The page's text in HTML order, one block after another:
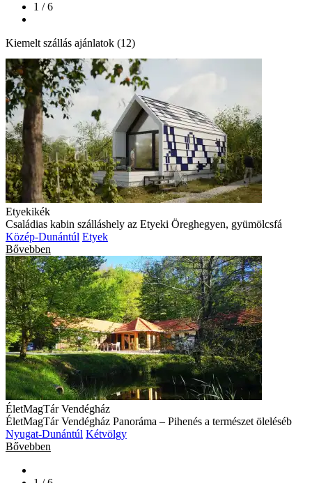
1 / 6
Kiemelt szállás ajánlatok (12)
Etyekikék
Családias kabin szálláshely az Etyeki Öreghegyen, gyümölcsfá
Közép-Dunántúl Etyek
Bővebben
ÉletMagTár Vendégház
ÉletMagTár Vendégház Panoráma – Pihenés a természet öleléséb
Nyugat-Dunántúl Kétvölgy
Bővebben